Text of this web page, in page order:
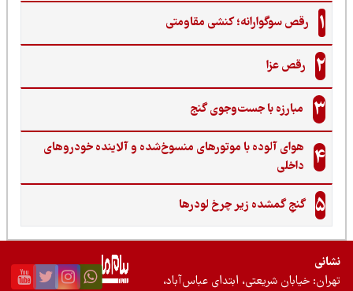
رقص سوگوارانه؛ کنشی مقاومتی
رقص عزا
مبارزه با جست‌وجوی گنج‌
هوای آلوده با موتورهای منسوخ‌شده و آلاینده خودروهای
داخلی
گنجِ گمشده زیر چرخ لودرها
خیابان شریعتی، ابتدای عباس‌آباد،